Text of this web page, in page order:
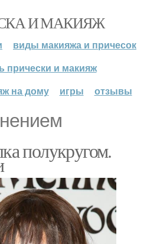
И МАКИЯЖ
виды макияжа и причесок
прически и макияж
на дому
игры отзывы
полукругом.